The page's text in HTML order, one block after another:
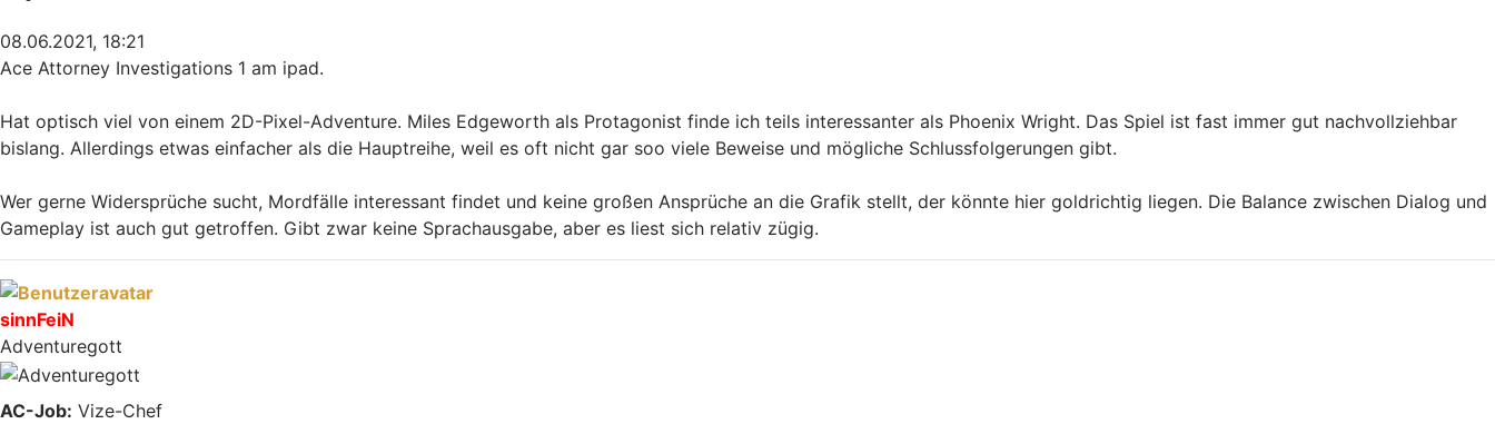
08.06.2021, 18:21
Ace Attorney Investigations 1 am ipad.
Hat optisch viel von einem 2D-Pixel-Adventure. Miles Edgeworth als Protagonist finde ich teils interessanter als Phoenix Wright. Das Spiel ist fast immer gut nachvollziehbar
bislang. Allerdings etwas einfacher als die Hauptreihe, weil es oft nicht gar soo viele Beweise und mögliche Schlussfolgerungen gibt.
Wer gerne Widersprüche sucht, Mordfälle interessant findet und keine großen Ansprüche an die Grafik stellt, der könnte hier goldrichtig liegen. Die Balance zwischen Dialog und
Gameplay ist auch gut getroffen. Gibt zwar keine Sprachausgabe, aber es liest sich relativ zügig.
sinnFeiN
Adventuregott
AC-Job: Vize-Chef